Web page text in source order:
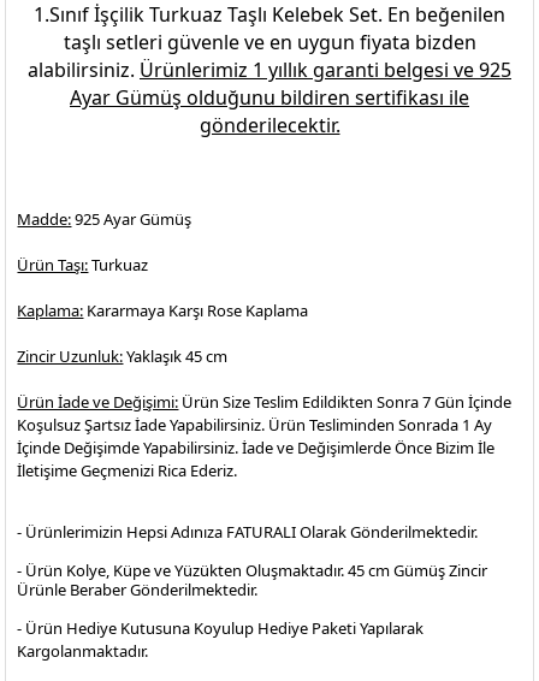
1.Sınıf İşçilikTurkuaz Taşlı Kelebek Set. En beğenilen
taşlı setleri güvenle ve en uygun fiyata bizden
alabilirsiniz. Ürünlerimiz 1 yıllık garanti belgesi ve925
Ayar Gümüş olduğunu bildiren sertifikası ile
gönderilecektir.
Madde:925 Ayar Gümüş
Ürün Taşı:Turkuaz
Kaplama: Kararmaya Karşı Rose Kaplama
Zincir Uzunluk:Yaklaşık 45 cm
Ürün İade ve Değişimi: Ürün Size Teslim Edildikten Sonra 7 Gün İçinde
Koşulsuz Şartsız İade Yapabilirsiniz. Ürün Tesliminden Sonrada 1 Ay
İçinde Değişimde Yapabilirsiniz. İade ve Değişimlerde Önce Bizim İle
İletişime Geçmenizi Rica Ederiz.
- Ürünlerimizin Hepsi Adınıza FATURALI Olarak Gönderilmektedir.
- Ürün Kolye, Küpe ve Yüzükten Oluşmaktadır. 45 cm Gümüş Zincir
Ürünle Beraber Gönderilmektedir.
- Ürün Hediye Kutusuna Koyulup Hediye Paketi Yapılarak
Kargolanmaktadır.